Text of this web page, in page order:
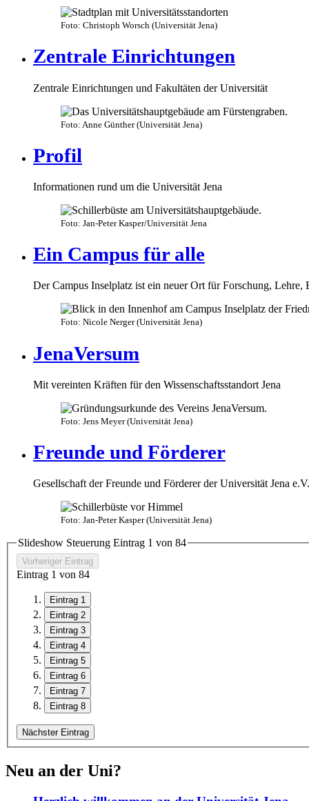
Foto: Christoph Worsch (Universität Jena)
Zentrale Einrichtungen
Zentrale Einrichtungen und Fakultäten der Universität
Foto: Anne Günther (Universität Jena)
Profil
Informationen rund um die Universität Jena
Foto: Jan-Peter Kasper/Universität Jena
Ein Campus für alle
Der Campus Inselplatz ist ein neuer Ort für Forschung,
Foto: Nicole Nerger (Universität Jena)
JenaVersum
Mit vereinten Kräften für den Wissenschaftsstandort Jena
Foto: Jens Meyer (Universität Jena)
Freunde und Förderer
Gesellschaft der Freunde und Förderer der Universität Jena e.V.
Foto: Jan-Peter Kasper (Universität Jena)
Slideshow Steuerung Eintrag 1 von 84
Vorheriger Eintrag
Eintrag 1 von 84
Eintrag 1
Eintrag 2
Eintrag 3
Eintrag 4
Eintrag 5
Eintrag 6
Eintrag 7
Eintrag 8
Nächster Eintrag
Neu an der Uni?